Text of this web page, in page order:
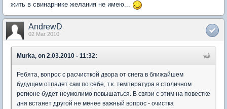
жить в свинарнике желания не имею...
AndrewD
02 Mar 2010
Murka, on 2.03.2010 - 11:32:
Ребята, вопрос с расчисткой двора от снега в ближайшем
будущем отпадет сам по себе, т.к. температура в столичном
регионе будет неумолимо повышаться. В связи с этим на повестке
дня встанет другой не менее важный вопрос - очистка